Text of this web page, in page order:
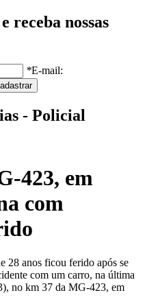
receba nossas
*E-mail:
- Policial
423, em
com
28 anos ficou ferido após se
com um carro, na última
no km 37 da MG-423, em